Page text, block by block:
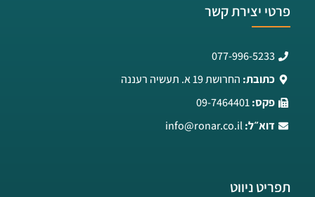
פרטי יצירת קשר
077-996-5233
כתובת: החרושת 19 א. תעשיה רעננה
פקס:09-7464401
דוא״ל: info@ronar.co.il
תפריט ניווט